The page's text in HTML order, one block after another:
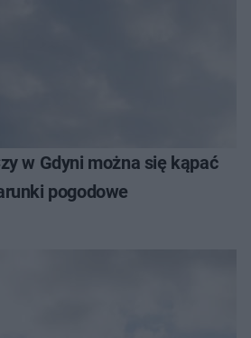
w Gdyni można się kąpać
pogodowe